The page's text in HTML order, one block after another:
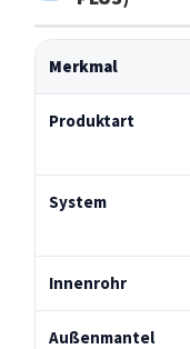
Merkmal
Produktart
System
Innenrohr
Außenmantel